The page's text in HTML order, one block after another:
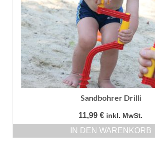
Sandbohrer Drilli
11,99 € inkl. MwSt.
IN DEN WARENKORB